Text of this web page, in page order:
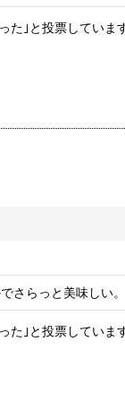
た｣と投票しています
さらっと美味しい。
た｣と投票しています